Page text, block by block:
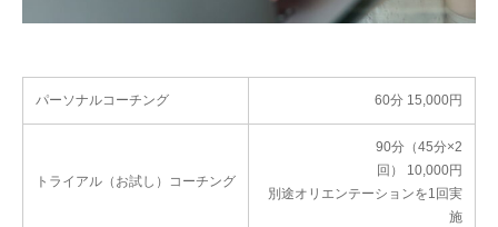
パーソナルコーチング 60分 15,000円
トライアル（お試し）コーチング
90分（45分×2
回） 10,000円
別途オリエンテーションを1回実
施